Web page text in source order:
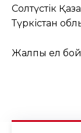
Солтүстік
Түркістан
Жалпы ел